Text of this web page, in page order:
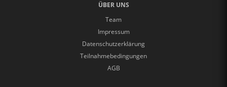
ÜBER UNS
Team
Impressum
Datenschutzerklärung
Teilnahmebedingungen
AGB